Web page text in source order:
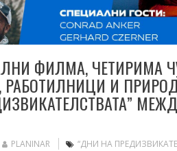
ФИЛМА, ЧЕТИРИМА
РАБОТИЛНИЦИ И
PLANINAR “ДНИ НА